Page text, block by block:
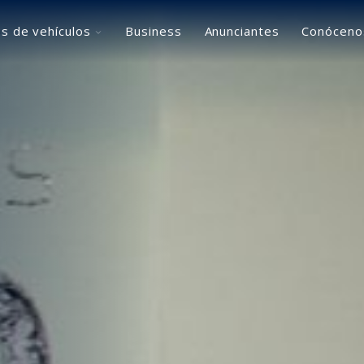
de vehículos ToggleBusiness Anunciantes